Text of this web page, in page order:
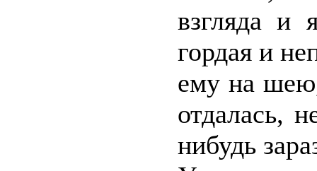
взгляда и
гордая и
ему на
отдалась,
нибудь